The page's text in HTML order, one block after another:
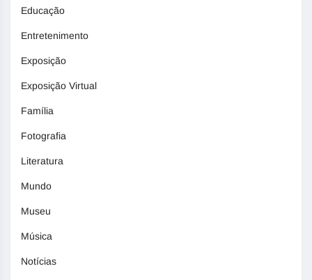
Educação
Entretenimento
Exposição
Exposição Virtual
Família
Fotografia
Literatura
Mundo
Museu
Música
Notícias